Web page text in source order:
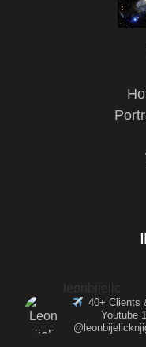
40+ Clients
Youtube